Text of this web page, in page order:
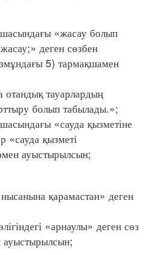
«жасау болып
деген сөзбен
5) тармақшамен
тауарлардың
болып табылады.»;
«сауда қызметіне
«сауда қызметі
ауыстырылсын;
қарамастан» деген
«арнаулы» деген сөз
ауыстырылсын;